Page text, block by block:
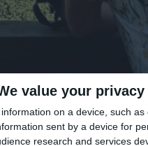
value your privacy
on a device, such as
sent by a device for
research and services